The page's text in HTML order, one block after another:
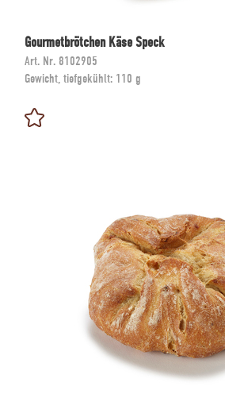
Gourmetbrötchen Käse Speck
Art. Nr. 8102905
Gewicht, tiefgekühlt: 110 g